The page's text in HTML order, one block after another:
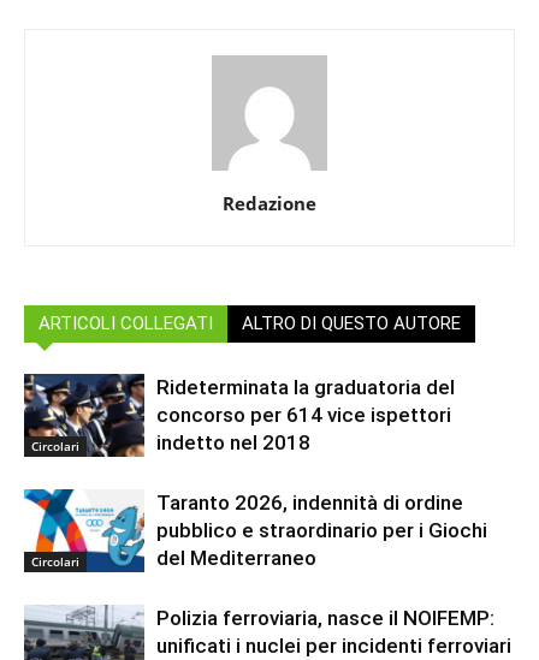
Redazione
ARTICOLI COLLEGATI ALTRO DI QUESTO AUTORE
Circolari
Rideterminata la graduatoria del
concorso per 614 vice ispettori
indetto nel 2018
Circolari
Taranto 2026, indennità di ordine
pubblico e straordinario per i Giochi
del Mediterraneo
Polizia ferroviaria, nasce il NOIFEMP:
unificati i nuclei per incidenti ferroviari